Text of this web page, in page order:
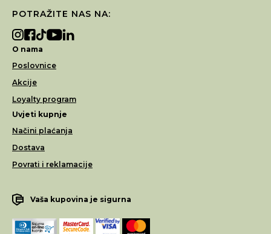
POTRAŽITE NAS NA:
O nama
Poslovnice
Akcije
Loyalty program
Uvjeti kupnje
Načini plaćanja
Dostava
Povrati i reklamacije
Vaša kupovina je sigurna